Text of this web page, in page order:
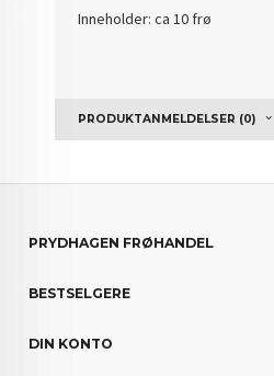
Inneholder: ca 10 frø
PRODUKTANMELDELSER (0)
PRYDHAGEN FRØHANDEL
BESTSELGERE
DIN KONTO